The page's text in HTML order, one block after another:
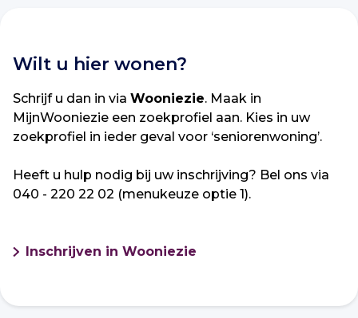
Wilt u hier wonen?
Schrijf u dan in via Wooniezie. Maak in
MijnWooniezie een zoekprofiel aan. Kies in uw
zoekprofiel in ieder geval voor ‘seniorenwoning’.
Heeft u hulp nodig bij uw inschrijving? Bel ons via
040 - 220 22 02 (menukeuze optie 1).
Inschrijven in Wooniezie